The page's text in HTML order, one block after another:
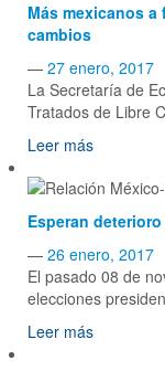
Más mexicanos a
cambios
— 27 enero, 2017
La Secretaría de
Tratados de Libre
Leer más
Esperan
— 26 enero, 2017
El pasado 08 de
elecciones
Leer más